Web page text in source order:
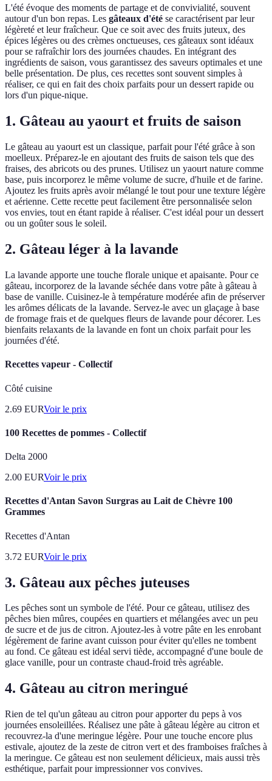
L'été évoque des moments de partage et de convivialité, souvent
autour d'un bon repas. Les gâteaux d'été se caractérisent par leur
légèreté et leur fraîcheur. Que ce soit avec des fruits juteux, des
épices légères ou des crèmes onctueuses, ces gâteaux sont idéaux
pour se rafraîchir lors des journées chaudes. En intégrant des
ingrédients de saison, vous garantissez des saveurs optimales et une
belle présentation. De plus, ces recettes sont souvent simples à
réaliser, ce qui en fait des choix parfaits pour un dessert rapide ou
lors d'un pique-nique.
1. Gâteau au yaourt et fruits de saison
Le gâteau au yaourt est un classique, parfait pour l'été grâce à son
moelleux. Préparez-le en ajoutant des fruits de saison tels que des
fraises, des abricots ou des prunes. Utilisez un yaourt nature comme
base, puis incorporez le même volume de sucre, d'huile et de farine.
Ajoutez les fruits après avoir mélangé le tout pour une texture légère
et aérienne. Cette recette peut facilement être personnalisée selon
vos envies, tout en étant rapide à réaliser. C'est idéal pour un dessert
ou un goûter sous le soleil.
2. Gâteau léger à la lavande
La lavande apporte une touche florale unique et apaisante. Pour ce
gâteau, incorporez de la lavande séchée dans votre pâte à gâteau à
base de vanille. Cuisinez-le à température modérée afin de préserver
les arômes délicats de la lavande. Servez-le avec un glaçage à base
de fromage frais et de quelques fleurs de lavande pour décorer. Les
bienfaits relaxants de la lavande en font un choix parfait pour les
journées d'été.
Recettes vapeur - Collectif
Côté cuisine
2.69 EURVoir le prix
100 Recettes de pommes - Collectif
Delta 2000
2.00 EURVoir le prix
Recettes d'Antan Savon Surgras au Lait de Chèvre 100
Grammes
Recettes d'Antan
3.72 EURVoir le prix
3. Gâteau aux pêches juteuses
Les pêches sont un symbole de l'été. Pour ce gâteau, utilisez des
pêches bien mûres, coupées en quartiers et mélangées avec un peu
de sucre et de jus de citron. Ajoutez-les à votre pâte en les enrobant
légèrement de farine avant cuisson pour éviter qu'elles ne tombent
au fond. Ce gâteau est idéal servi tiède, accompagné d'une boule de
glace vanille, pour un contraste chaud-froid très agréable.
4. Gâteau au citron meringué
Rien de tel qu'un gâteau au citron pour apporter du peps à vos
journées ensoleillées. Réalisez une pâte à gâteau légère au citron et
recouvrez-la d'une meringue légère. Pour une touche encore plus
estivale, ajoutez de la zeste de citron vert et des framboises fraîches à
la meringue. Ce gâteau est non seulement délicieux, mais aussi très
esthétique, parfait pour impressionner vos convives.